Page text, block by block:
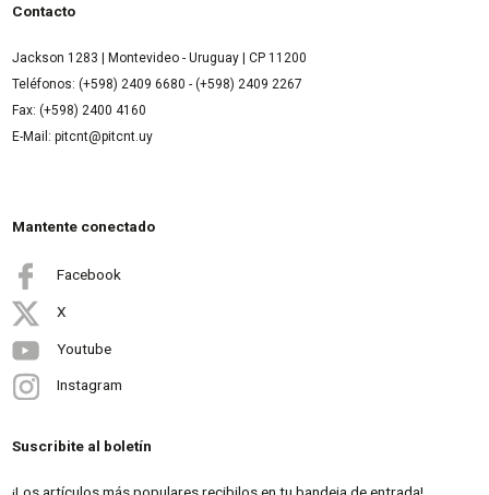
Contacto
Jackson 1283 | Montevideo - Uruguay | CP 11200
Teléfonos: (+598) 2409 6680 - (+598) 2409 2267
Fax: (+598) 2400 4160
E-Mail: pitcnt@pitcnt.uy
Mantente conectado
Facebook
X
Youtube
Instagram
Suscribite al boletín